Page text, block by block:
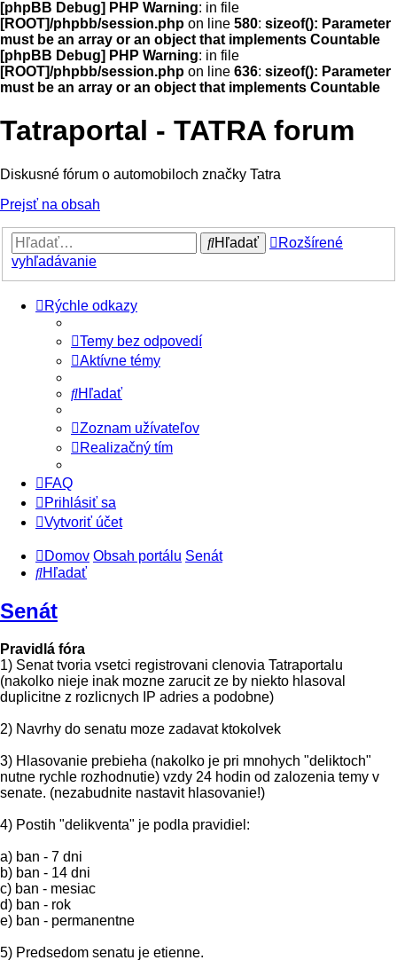
[phpBB Debug] PHP Warning: in file
[ROOT]/phpbb/session.php on line 580: sizeof(): Parameter
must be an array or an object that implements Countable
[phpBB Debug] PHP Warning: in file
[ROOT]/phpbb/session.php on line 636: sizeof(): Parameter
must be an array or an object that implements Countable
Tatraportal - TATRA forum
Diskusné fórum o automobiloch značky Tatra
Prejsť na obsah
Hľadať
Rozšírené
vyhľadávanie
Rýchle odkazy
Temy bez odpovedí
Aktívne témy
Hľadať
Zoznam užívateľov
Realizačný tím
FAQ
Prihlásiť sa
Vytvoriť účet
Domov Obsah portálu Senát
Hľadať
Senát
Pravidlá fóra
1) Senat tvoria vsetci registrovani clenovia Tatraportalu
(nakolko nieje inak mozne zarucit ze by niekto hlasoval
duplicitne z rozlicnych IP adries a podobne)
2) Navrhy do senatu moze zadavat ktokolvek
3) Hlasovanie prebieha (nakolko je pri mnohych "deliktoch"
nutne rychle rozhodnutie) vzdy 24 hodin od zalozenia temy v
senate. (nezabudnite nastavit hlasovanie!)
4) Postih "delikventa" je podla pravidiel:
a) ban - 7 dni
b) ban - 14 dni
c) ban - mesiac
d) ban - rok
e) ban - permanentne
5) Predsedom senatu je etienne.